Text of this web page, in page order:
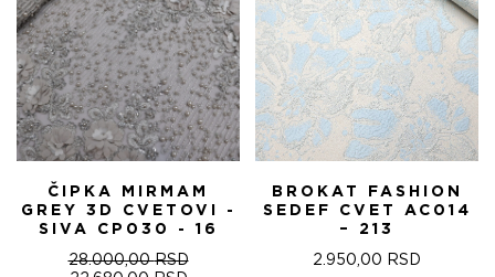
ČIPKA MIRMAM
GREY 3D CVETOVI -
SIVA CP030 - 16
28.000,00RSD
BROKAT FASHION
SEDEF CVET AC014
– 213
2.950,00 RSD